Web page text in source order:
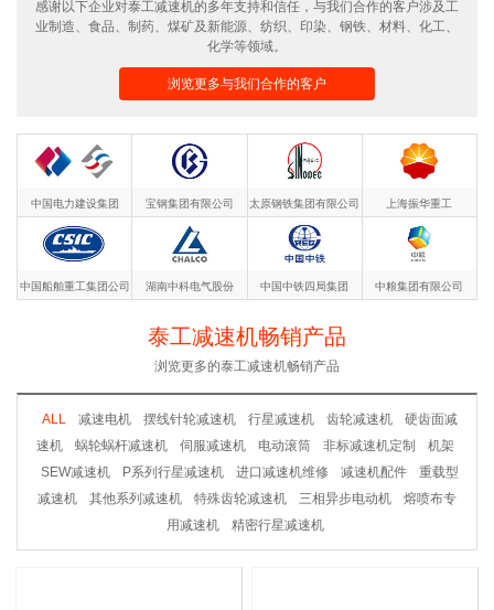
感谢以下企业对泰工减速机的多年支持和信任，与我们合作的客户涉及工
业制造、食品、制药、煤矿及新能源、纺织、印染、钢铁、材料、化工、
化学等领域。
浏览更多与我们合作的客户
中国电力建设集团 宝钢集团有限公司 太原钢铁集团有限公司 上海振华重工
中国船舶重工集团公司 湖南中科电气股份 中国中铁四局集团 中粮集团有限公司
泰工减速机畅销产品
浏览更多的泰工减速机畅销产品
ALL 减速电机 摆线针轮减速机 行星减速机 齿轮减速机
硬齿面减
速机
蜗轮蜗杆减速机 伺服减速机 电动滚筒 非标减速机定制
机架
SEW减速机
P系列行星减速机 进口减速机维修 减速机配件
重载型
减速机
其他系列减速机 特殊齿轮减速机 三相异步电动机
熔喷布专
用减速机
精密行星减速机